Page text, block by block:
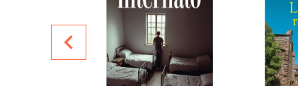
navigate_before